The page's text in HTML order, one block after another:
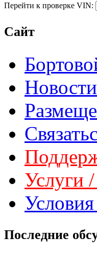
Перейти к проверке VIN:
Сайт
Услуги
Последние